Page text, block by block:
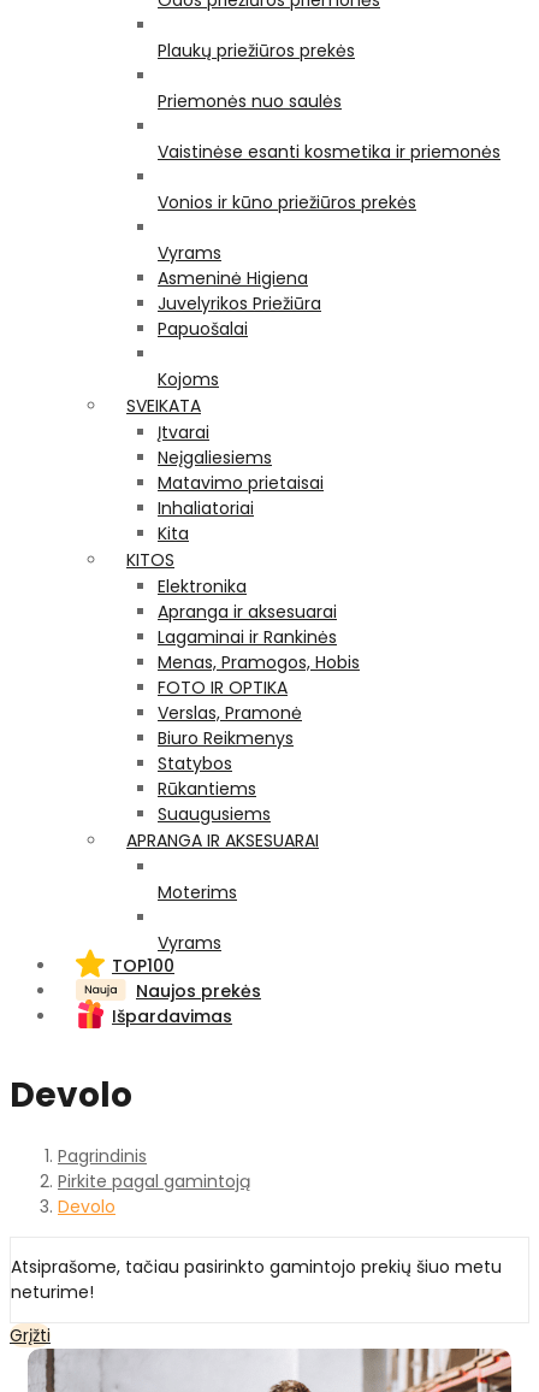
Plaukų priežiūros prekės
Priemonės nuo saulės
Vaistinėse esanti kosmetika ir priemonės
Vonios ir kūno priežiūros prekės
Vyrams
Asmeninė Higiena
Juvelyrikos Priežiūra
Papuošalai
Kojoms
SVEIKATA
Įtvarai
Neįgaliesiems
Matavimo prietaisai
Inhaliatoriai
Kita
KITOS
Elektronika
Apranga ir aksesuarai
Lagaminai ir Rankinės
Menas, Pramogos, Hobis
FOTO IR OPTIKA
Verslas, Pramonė
Biuro Reikmenys
Statybos
Rūkantiems
Suaugusiems
APRANGA IR AKSESUARAI
Moterims
Vyrams
TOP100
Naujos prekės
Išpardavimas
Devolo
Pagrindinis
Pirkite pagal gamintoją
Devolo
Atsiprašome, tačiau pasirinkto gamintojo prekių šiuo metu
neturime!
Grįžti